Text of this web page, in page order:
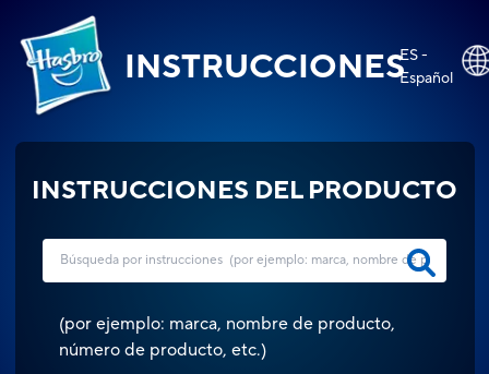
INSTRUCCIONESES -
Español
INSTRUCCIONES DEL PRODUCTO
(por ejemplo: marca, nombre de producto,
número de producto, etc.)